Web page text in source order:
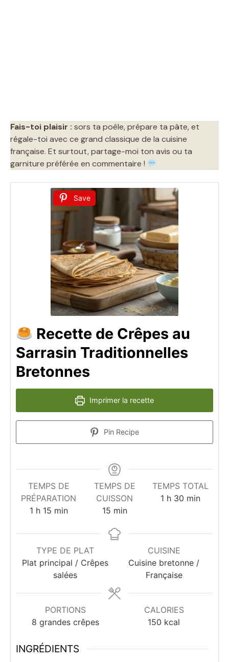
Fais-toi plaisir : sors ta poêle, prépare ta pâte, et
régale-toi avec ce grand classique de la cuisine
française. Et surtout, partage-moi ton avis ou ta
garniture préférée en commentaire !
Save
Recette de Crêpes au
Sarrasin Traditionnelles
Bretonnes
Imprimer la recette
Pin Recipe
TEMPS DE
PRÉPARATION
1heure
h 15minutes
min
TEMPS DE
CUISSON
15minutes
min
TEMPS TOTAL
1heure
h 30minutes
min
TYPE DE PLAT
Plat principal / Crêpes
salées
CUISINE
Cuisine bretonne /
Française
PORTIONS
8 grandes crêpes
CALORIES
150 kcal
INGRÉDIENTS